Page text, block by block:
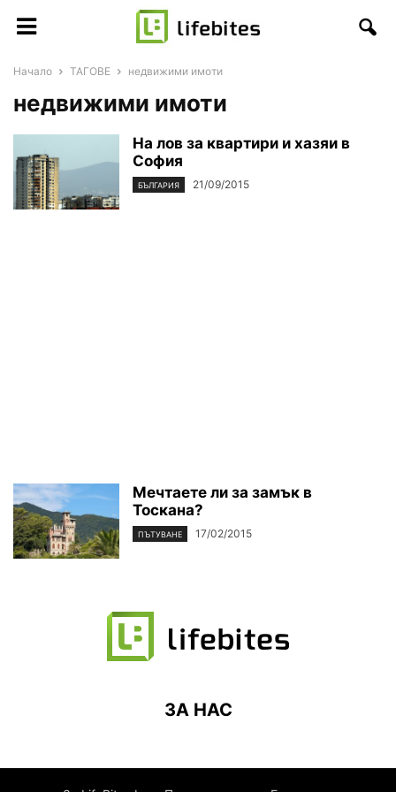
Начало ТАГОВЕ недвижими имоти
недвижими имоти
На лов за квартири и хазяи в
София
БЪЛГАРИЯ 21/09/2015
Мечтаете ли за замък в
Тоскана?
ПЪТУВАНЕ 17/02/2015
ЗА НАС